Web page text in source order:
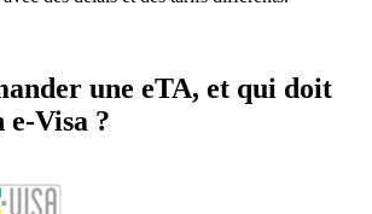
une eTA, et qui doit
e-Visa ?